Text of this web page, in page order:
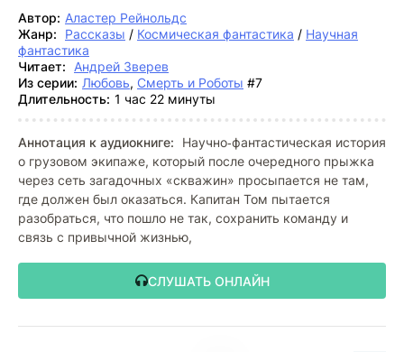
Автор: Аластер Рейнольдс
Жанр:
Рассказы / Космическая фантастика / Научная
фантастика
Читает:
Андрей Зверев
Из серии: Любовь, Смерть и Роботы #7
Длительность: 1 час 22 минуты
Аннотация к аудиокниге:
Научно‑фантастическая история
о грузовом экипаже, который после очередного прыжка
через сеть загадочных «скважин» просыпается не там,
где должен был оказаться. Капитан Том пытается
разобраться, что пошло не так, сохранить команду и
связь с привычной жизнью,
СЛУШАТЬ ОНЛАЙН